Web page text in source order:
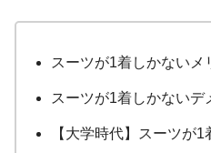
スーツが1着しかないメ
スーツが1着しかないデ
【大学時代】スーツが